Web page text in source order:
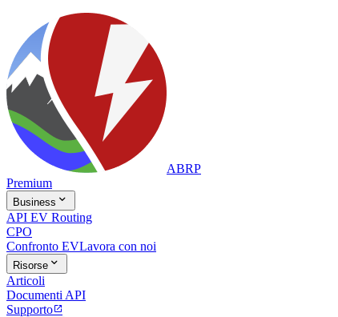
ABRP
Premium
Business 
API EV Routing
CPO
Confronto EVLavora con noi
Risorse 
Articoli
Documenti API
Supporto